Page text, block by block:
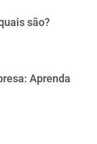
são?
Aprenda